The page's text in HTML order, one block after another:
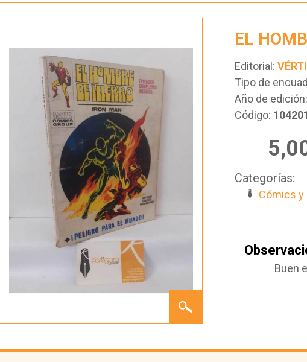
HOMBRE
PELIGRO
EL
Editorial:
Tipo de
Año de edición:
Código: 104201
Categorías:
Cómics
Buen